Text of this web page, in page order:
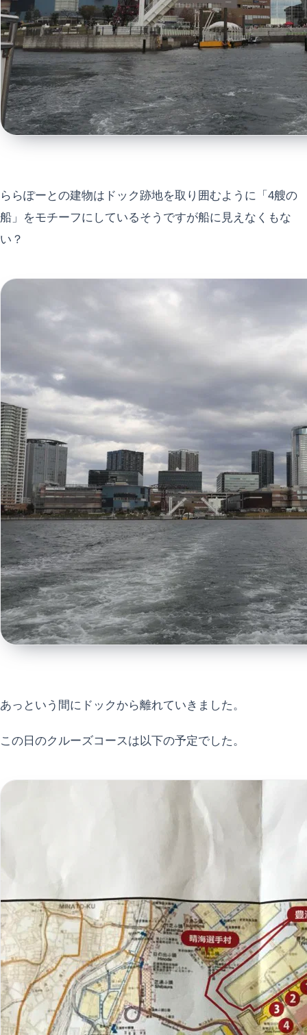
ららぽーとの建物はドック跡地を取り囲むように「4艘の
船」をモチーフにしているそうですが船に見えなくもな
い？
あっという間にドックから離れていきました。
この日のクルーズコースは以下の予定でした。